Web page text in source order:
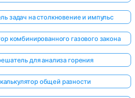
задач на столкновение и импульс
комбинированного газового закона
для анализа горения
общей разности